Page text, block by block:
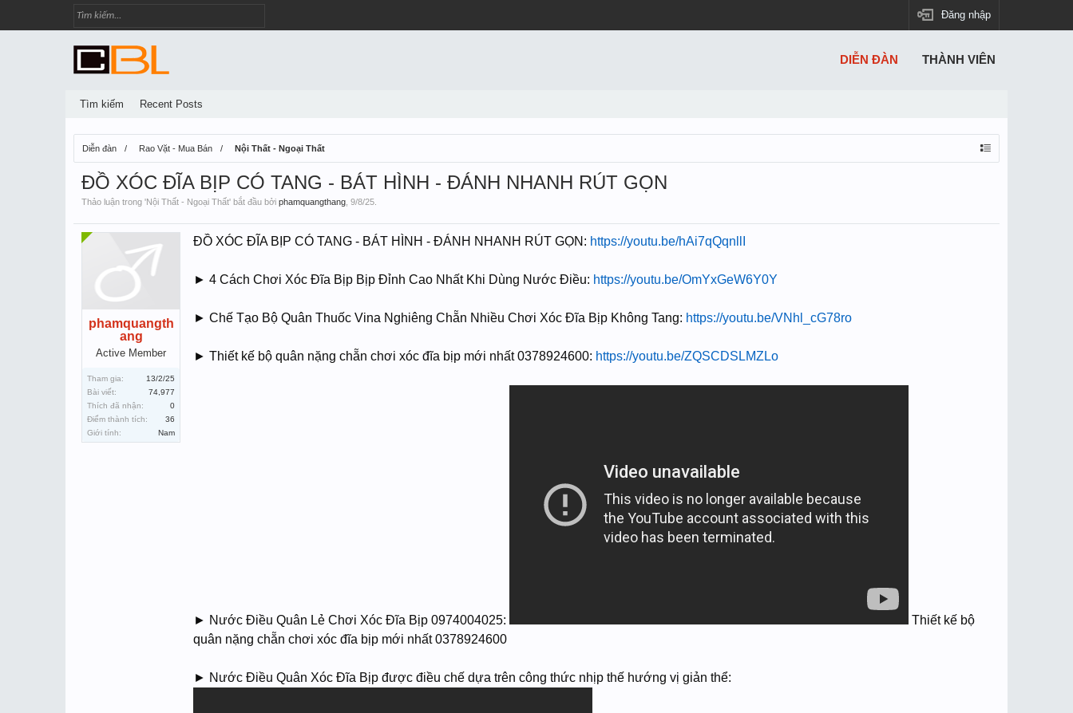
Đăng nhập
Diễn đàn Rao Vặt - Mua Bán Nội Thất - Ngoại Thất
ĐỒ XÓC ĐĨA BỊP CÓ TANG - BÁT HÌNH - ĐÁNH NHANH RÚT GỌN
Thảo luận trong 'Nội Thất - Ngoại Thất' bắt đầu bởi phamquangthang 9/8/25
phamquangth
ang
Active Member
Tham gia:
13/2/25
Bài viết:
74,977
Thích đã nhận:
0
Điểm thành tích:
36
Giới tính:
Nam
ĐỒ XÓC ĐĨA BỊP CÓ TANG - BÁT HÌNH - ĐÁNH NHANH RÚT GỌN: https://youtu.be/hAi7qQqnllI
► 4 Cách Chơi Xóc Đĩa Bịp Bịp Đỉnh Cao Nhất Khi Dùng Nước Điều: https://youtu.be/OmYxGeW6Y0Y
► Chế Tạo Bộ Quân Thuốc Vina Nghiêng Chẵn Nhiều Chơi Xóc Đĩa Bịp Không Tang: https://youtu.be/VNhl_cG78ro
► Thiết kế bộ quân nặng chẵn chơi xóc đĩa bịp mới nhất 0378924600: https://youtu.be/ZQSCDSLMZLo
► Nước Điều Quân Lẻ Chơi Xóc Đĩa Bịp 0974004025:
Thiết kế bộ
quân nặng chẵn chơi xóc đĩa bịp mới nhất 0378924600
► Nước Điều Quân Xóc Đĩa Bịp được điều chế dựa trên công thức nhịp thế hướng vị giản thể:
DIỄN ĐÀN
Tìm kiếm Recent Posts
THÀNH VIÊN